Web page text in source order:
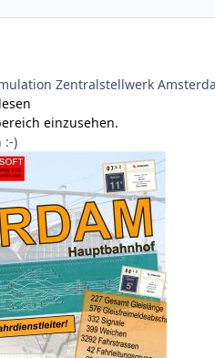
Zentralstellwerk
einzusehen.
:-)